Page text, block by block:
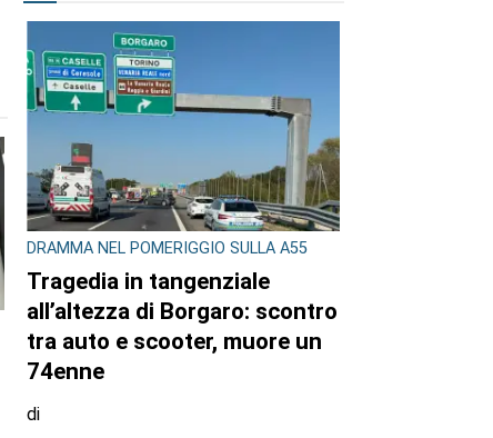
DRAMMA NEL POMERIGGIO SULLA A55
Tragedia in tangenziale
all’altezza di Borgaro: scontro
tra auto e scooter, muore un
74enne
di